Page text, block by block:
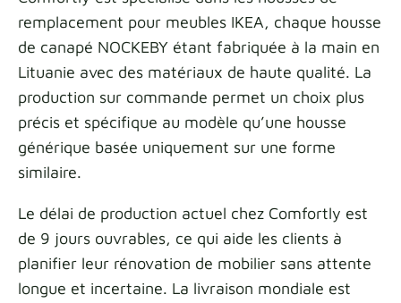
remplacement pour meubles IKEA, chaque housse
de canapé NOCKEBY étant fabriquée à la main en
Lituanie avec des matériaux de haute qualité. La
production sur commande permet un choix plus
précis et spécifique au modèle qu’une housse
générique basée uniquement sur une forme
similaire.
Le délai de production actuel chez Comfortly est
de 9 jours ouvrables, ce qui aide les clients à
planifier leur rénovation de mobilier sans attente
longue et incertaine. La livraison mondiale est